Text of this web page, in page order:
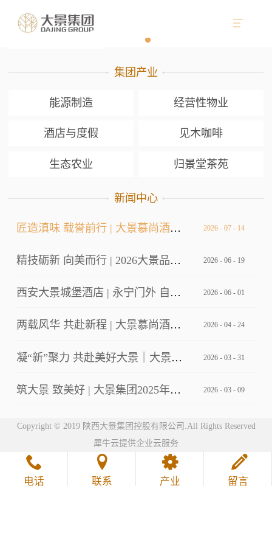
集团产业
能源制造 经营性物业
酒店与度假 见木咖啡
生态农业 归景堂茶苑
新闻中心
匠造滇味 载誉前行 | 大景慕尚酒店厨师长荣获双金 2026 - 07 - 14
精技砺新 向美而行 | 2026大景品牌标准考核暨服务技能大赛 2026 - 06 - 19
西安大景城堡酒店 | 永宁门外 自成主角 2026 - 06 - 01
两载风华 共赴新程 | 大景慕尚酒店2周年店庆客户答谢会暨草坪婚礼发布 2026 - 04 - 24
凝“新”聚力 共赴美好大景｜大景集团2026年第一期新员工培训 2026 - 03 - 31
筑大景 致美好 | 大景集团2025年工作总结暨2026年工作计划会议 2026 - 03 - 09
Copyright © 2019 陕西大景集团控股有限公司.All Rights Reserved
犀牛云提供企业云服务
电话 联系 产业 留言